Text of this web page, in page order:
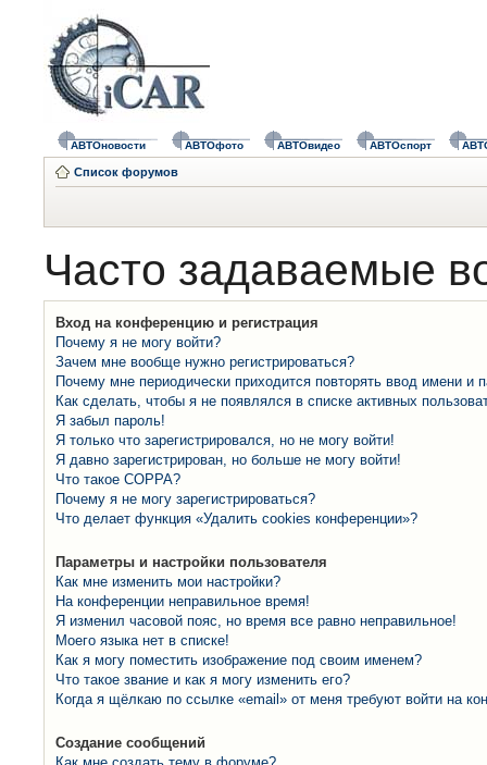
АВТОновости АВТОфото АВТОвидео АВТОспорт
Список форумов
Часто задаваемые
Вход на конференцию и регистрация
Почему я не могу войти?
Зачем мне вообще нужно регистрироваться?
Почему мне периодически приходится повторять ввод имени и
Как сделать, чтобы я не появлялся в списке активных
Я забыл пароль!
Я только что зарегистрировался, но не могу войти!
Я давно зарегистрирован, но больше не могу войти!
Что такое COPPA?
Почему я не могу зарегистрироваться?
Что делает функция «Удалить cookies конференции»?
Параметры и настройки пользователя
Как мне изменить мои настройки?
На конференции неправильное время!
Я изменил часовой пояс, но время все равно неправильное!
Моего языка нет в списке!
Как я могу поместить изображение под своим именем?
Что такое звание и как я могу изменить его?
Когда я щёлкаю по ссылке «email» от меня требуют войти на
Создание сообщений